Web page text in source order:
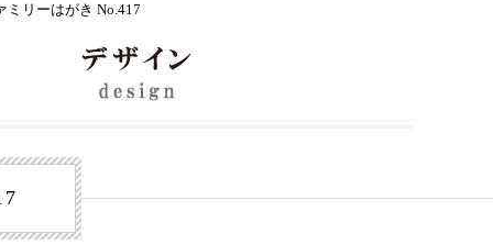
ミリーはがき No.417